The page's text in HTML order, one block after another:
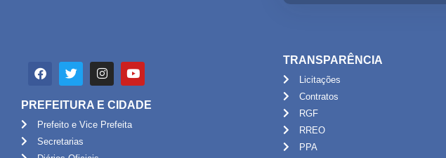
PREFEITURA E CIDADE
Prefeito e Vice Prefeita
Secretarias
TRANSPARÊNCIA
Licitações
Contratos
RGF
RREO
PPA